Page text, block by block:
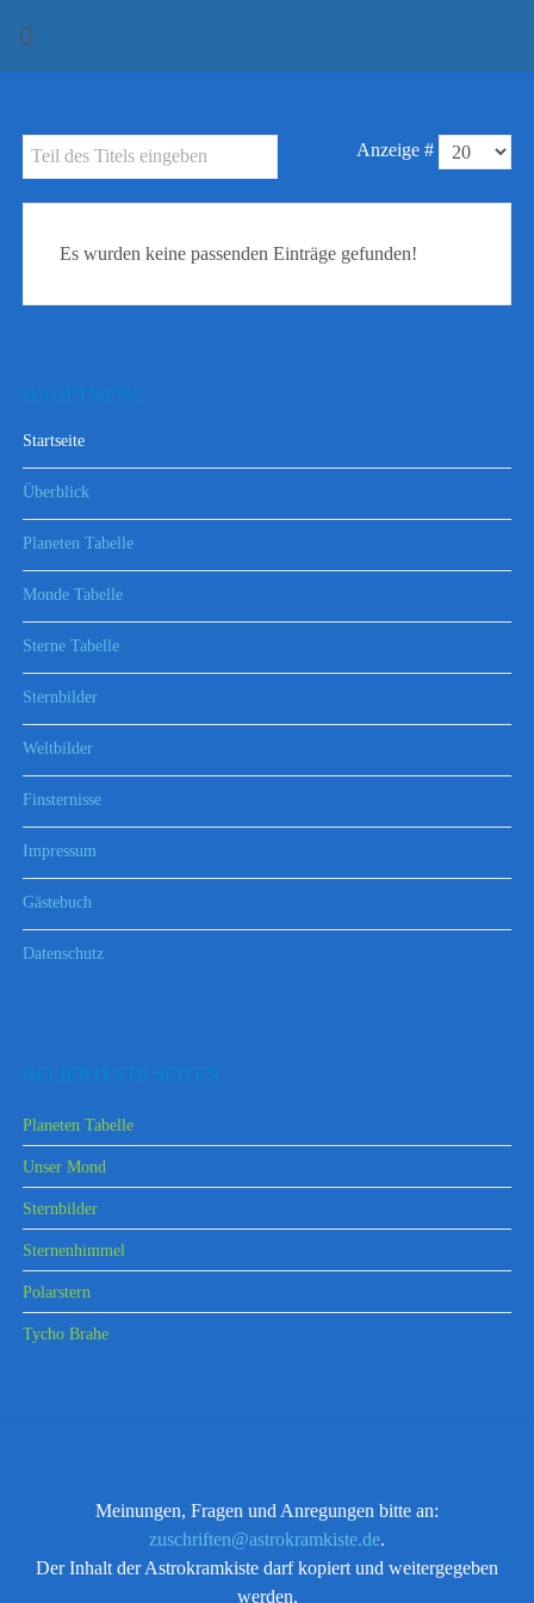
Anzeige #
Es wurden keine passenden Einträge gefunden!
HAUPTMENU
Startseite
Überblick
Planeten Tabelle
Monde Tabelle
Sterne Tabelle
Sternbilder
Weltbilder
Finsternisse
Impressum
Gästebuch
Datenschutz
BELIEBTESTE SEITEN
Planeten Tabelle
Unser Mond
Sternbilder
Sternenhimmel
Polarstern
Tycho Brahe
Meinungen, Fragen und Anregungen bitte an:
zuschriften@astrokramkiste.de.
Der Inhalt der Astrokramkiste darf kopiert und weitergegeben
werden.